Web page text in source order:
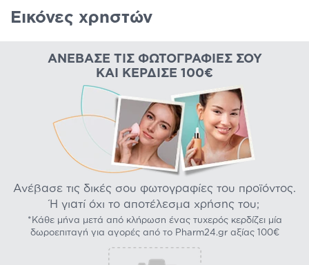
Εικόνες χρηστών
ΑΝΈΒΑΣΕ ΤΙΣ ΦΩΤΟΓΡΑΦΊΕΣ ΣΟΥ
ΚΑΙ ΚΈΡΔΙΣΕ 100€
Ανέβασε τις δικές σου φωτογραφίες του προϊόντος.
Ή γιατί όχι το αποτέλεσμα χρήσης του;
*Κάθε μήνα μετά από κλήρωση ένας τυχερός κερδίζει μία
δωροεπιταγή για αγορές από το Pharm24.gr αξίας 100€